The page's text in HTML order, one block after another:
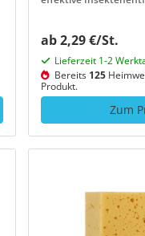
ab 2,29 €/St.
Lieferzeit 1-2
Bereits 125
Produkt.
Zum